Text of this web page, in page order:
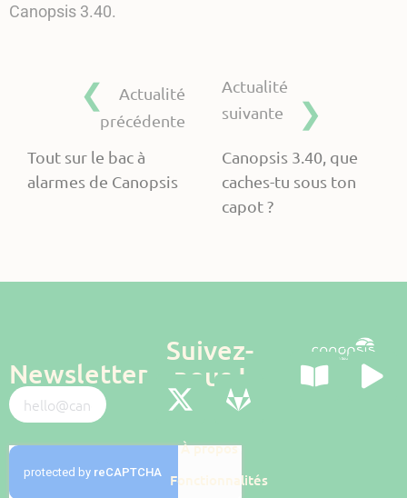
Canopsis 3.40.
Actualité
précédente
Tout sur le bac à
alarmes de Canopsis
Actualité
suivante
Canopsis 3.40, que
caches-tu sous ton
capot ?
Newsletter
Suivez-
nous !
À propos
Fonctionnalités